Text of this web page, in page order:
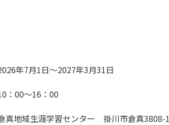
年7月1日～2027年3月31日
： 00～16 ： 00
真地域生涯学習センター 掛川市倉真3808-1